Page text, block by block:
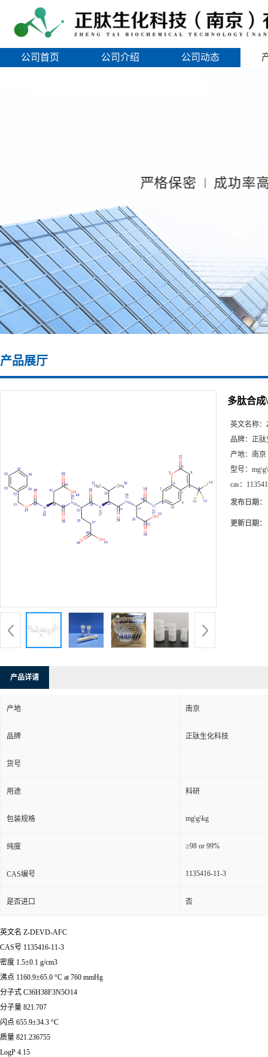
公司首页 公司介绍 公司动态
产品展厅
多肽合成
英文名称：
品牌： 正肽
产地： 南京
型号：
cas：
发布日期：
更新日期：
产品详请
产地 南京
品牌 正肽生化科技
货号
用途 科研
包装规格 mg\g\kg
纯度 ≥98 or 99%
CAS编号 1135416-11-3
是否进口 否
英文名 Z-DEVD-AFC
CAS号 1135416-11-3
密度 1.5±0.1 g/cm3
沸点 1160.9±65.0 °C at 760 mmHg
分子式 C36H38F3N5O14
分子量 821.707
闪点 655.9±34.3 °C
质量 821.236755
LogP 4.15